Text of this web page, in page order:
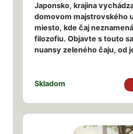
Japonsko, krajina
domovom majstrovského
miesto, kde čaj
filozofiu. Objavte s touto
nuansy zeleného čaju, od
Skladom